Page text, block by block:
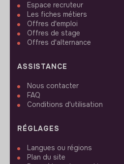
Espace recruteur
Les fiches métiers
Offres d'emploi
Offres de stage
Offres d'alternance
ASSISTANCE
Nous contacter
FAQ
Conditions d'utilisation
RÉGLAGES
Langues ou régions
Plan du site